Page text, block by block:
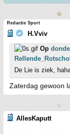
Redactie Sport
H.Vviv
Op
De Lie is ziek,
Zaterdag gewoon
AllesKaputt